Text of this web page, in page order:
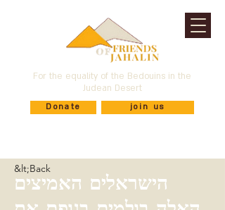
For the equality of the Bedouins in the
Judean Desert
Donate join us
&lt;Back
הישראלים האמיצים